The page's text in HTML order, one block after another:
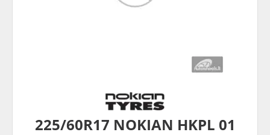
225/60R17 NOKIAN HKPL 01